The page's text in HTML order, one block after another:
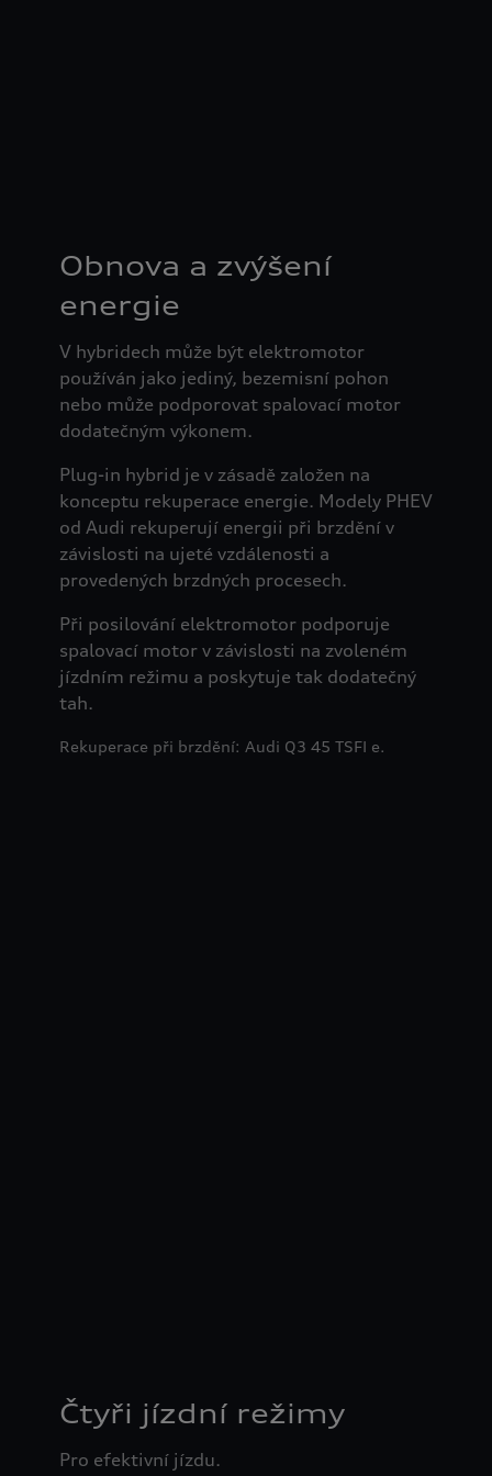
Obnova a zvýšení
energie
V hybridech může být elektromotor
používán jako jediný, bezemisní pohon
nebo může podporovat spalovací motor
dodatečným výkonem.
Plug-in hybrid je v zásadě založen na
konceptu rekuperace energie. Modely PHEV
od Audi rekuperují energii při brzdění v
závislosti na ujeté vzdálenosti a
provedených brzdných procesech.
Při posilování elektromotor podporuje
spalovací motor v závislosti na zvoleném
jízdním režimu a poskytuje tak dodatečný
tah.
Rekuperace při brzdění: Audi Q3 45 TSFI e.
Čtyři jízdní režimy
Pro efektivní jízdu.